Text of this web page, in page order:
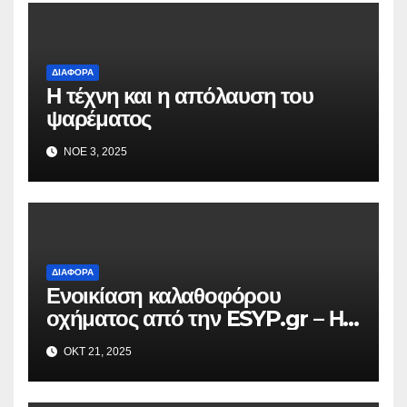
ΔΙΆΦΟΡΑ
Η τέχνη και η απόλαυση του
ψαρέματος
ΝΟΈ 3, 2025
ΔΙΆΦΟΡΑ
Ενοικίαση καλαθοφόρου
οχήματος από την ESYP.gr – Η
αξιόπιστη λύση για κάθε εργασία
σε ύψος
ΟΚΤ 21, 2025